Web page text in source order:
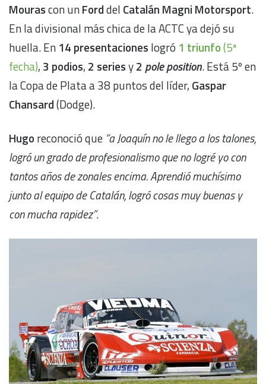
Mourascon unForddel Catalán Magni Motorsport.
En la divisional más chica de la ACTC ya dejó su
huella. En 14 presentaciones logró 1 triunfo(5ª
fecha), 3 podios, 2 seriesy2 pole position. Está 5º en
la Copa de Plata a 38 puntos del líder, Gaspar
Chansard(Dodge).
Hugo reconoció que “a Joaquín no le llego a los talones,
logró un grado de profesionalismo que no logré yo con
tantos años de zonales encima. Aprendió muchísimo
junto al equipo de Catalán, logró cosas muy buenas y
con mucha rapidez”.